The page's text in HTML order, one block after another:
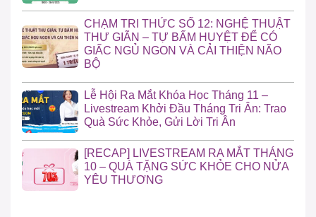
CHẠM TRI THỨC SỐ 12: NGHỆ THUẬT
THƯ GIÃN – TỰ BẤM HUYỆT ĐỂ CÓ
GIẤC NGỦ NGON VÀ CẢI THIỆN NÃO
BỘ
Lễ Hội Ra Mắt Khóa Học Tháng 11 –
Livestream Khởi Đầu Tháng Tri Ân: Trao
Quà Sức Khỏe, Gửi Lời Tri Ân
[RECAP] LIVESTREAM RA MẮT THÁNG
10 – QUÀ TẶNG SỨC KHỎE CHO NỬA
YÊU THƯƠNG